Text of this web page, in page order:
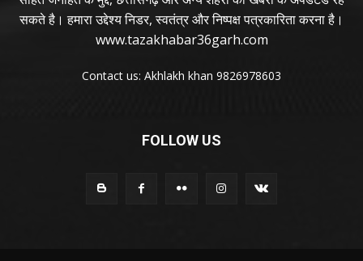
सकते है। हमारा उद्देश्य निडर, स्वतंत्र और निष्पक्ष पत्रकारिता करना है।
www.tazakhabar36garh.com
Contact us: Akhlakh khan 9826978603
FOLLOW US